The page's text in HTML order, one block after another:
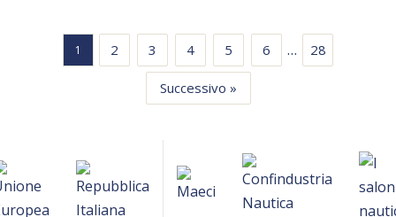
1 2 3 4 5 6 … 28
Successivo »